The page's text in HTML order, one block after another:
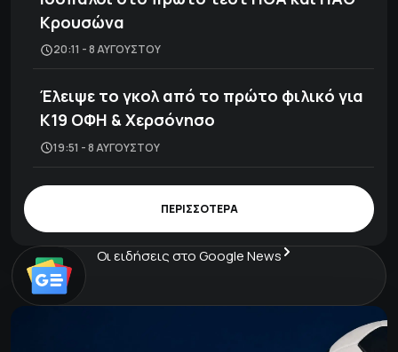
Κρουσώνα
20:11 - 8 ΑΥΓΟΎΣΤΟΥ
Έλειψε το γκολ από το πρώτο φιλικό για
Κ19 ΟΦΗ & Χερσόνησο
19:51 - 8 ΑΥΓΟΎΣΤΟΥ
ΠΕΡΙΣΣΟΤΕΡΑ
Οι ειδήσεις στο Google News